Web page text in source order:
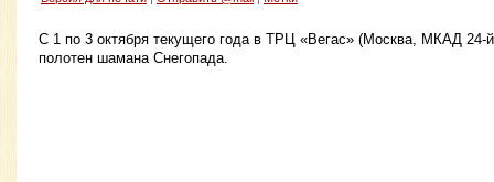
С 1 по 3 октября текущего года в ТРЦ «Вегас» (Москва, МКАД 24-
полотен шамана Снегопада.